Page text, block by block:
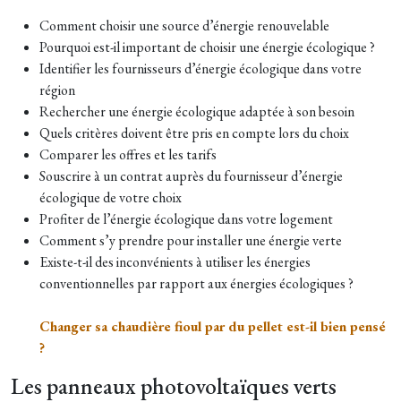
Comment choisir une source d’énergie renouvelable
Pourquoi est-il important de choisir une énergie écologique ?
Identifier les fournisseurs d’énergie écologique dans votre
région
Rechercher une énergie écologique adaptée à son besoin
Quels critères doivent être pris en compte lors du choix
Comparer les offres et les tarifs
Souscrire à un contrat auprès du fournisseur d’énergie
écologique de votre choix
Profiter de l’énergie écologique dans votre logement
Comment s’y prendre pour installer une énergie verte
Existe-t-il des inconvénients à utiliser les énergies
conventionnelles par rapport aux énergies écologiques ?
Changer sa chaudière fioul par du pellet est-il bien pensé
?
Les panneaux photovoltaïques verts